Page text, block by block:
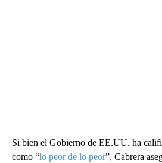
Si bien el Gobierno de EE.UU. ha
como “lo peor de lo peor”, Cabrera